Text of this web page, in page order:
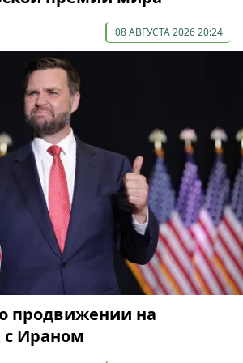
08 АВГУСТА 2026 20:24
продвижении на
с Ираном